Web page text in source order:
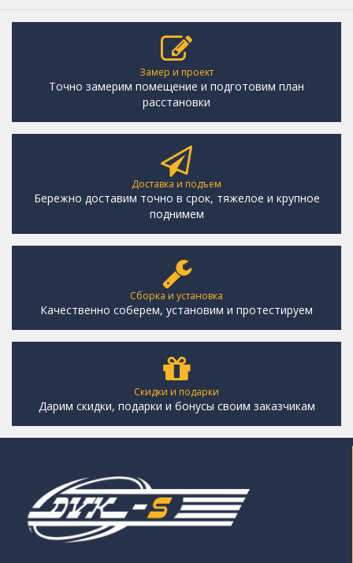
Замер и проект
Точно замерим помещение и подготовим план
расстановки
Доставка и подъем
Бережно доставим точно в срок, тяжелое и крупное
поднимем
Сборка и установка
Качественно соберем, установим и протестируем
Скидки и подарки
Дарим скидки, подарки и бонусы своим заказчикам